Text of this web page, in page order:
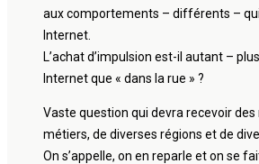
aux comportements – différents –
Internet.
L’achat d’impulsion est-il autant –
Internet que « dans la rue » ?
Vaste question qui devra recevoir des
métiers, de diverses régions et de
On s’appelle, on en reparle et on se